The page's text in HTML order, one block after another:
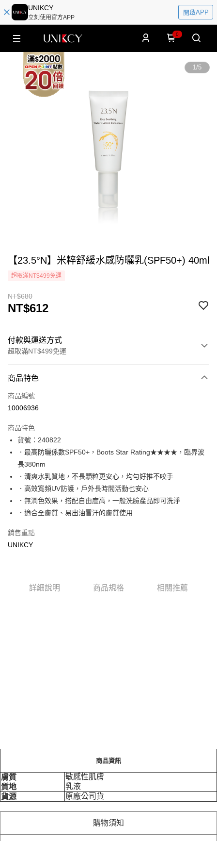
UNIKCY
立刻使用官方APP
開啟APP
0
1/5
【23.5°N】米粹舒緩水感防曬乳(SPF50+) 40ml
超取滿NT$499免運
NT$680
NT$612
付款與運送方式
超取滿NT$499免運
icash Pay
信用卡一次付款
LINE Pay
Apple Pay
街口支付
悠遊付
Google Pay
運送方式
7-11取貨付款［需3-5個工作天不含預購商品］
每筆NT$70，滿NT$499(含以上)免運費
商品特色
商品編號
10006936
商品特色
貨號：240822
．最高防曬係數SPF50+，Boots Star Rating★★★★，臨界波
長380nm
．清爽水乳質地，不長顆粒更安心，均勻好推不咬手
．高效寬頻UV防護，戶外長時間活動也安心
．無潤色效果，搭配自由度高，一般洗臉產品即可洗淨
．適合全膚質、易出油冒汗的膚質使用
銷售重點
UNIKCY
詳細說明 商品規格 相關推薦
商品資訊
膚質
敏感性肌膚
質地
乳液
貨源
原廠公司貨
購物須知